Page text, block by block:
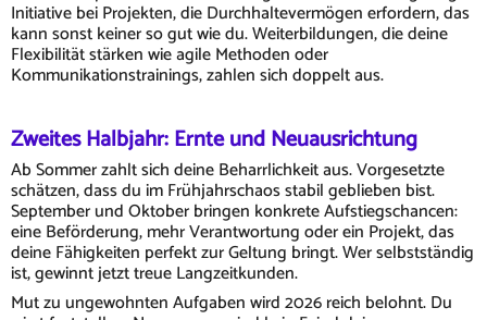
Initiative bei Projekten, die Durchhaltevermögen erfordern, das
kann sonst keiner so gut wie du. Weiterbildungen, die deine
Flexibilität stärken wie agile Methoden oder
Kommunikationstrainings, zahlen sich doppelt aus.
Zweites Halbjahr: Ernte und Neuausrichtung
Ab Sommer zahlt sich deine Beharrlichkeit aus. Vorgesetzte
schätzen, dass du im Frühjahrschaos stabil geblieben bist.
September und Oktober bringen konkrete Aufstiegschancen:
eine Beförderung, mehr Verantwortung oder ein Projekt, das
deine Fähigkeiten perfekt zur Geltung bringt. Wer selbstständig
ist, gewinnt jetzt treue Langzeitkunden.
Mut zu ungewohnten Aufgaben wird 2026 reich belohnt. Du